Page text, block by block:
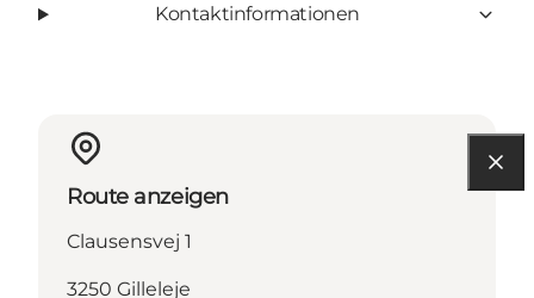
Kontaktinformationen
Route anzeigen
Clausensvej 1
3250 Gilleleje